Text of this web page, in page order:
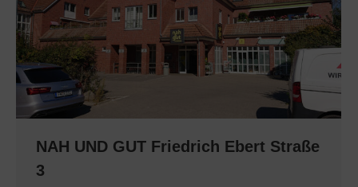
NAH UND GUT Friedrich Ebert Straße
3